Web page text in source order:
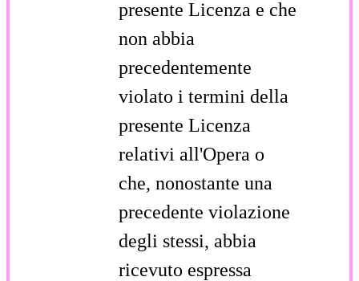
presente Licenza e che
non abbia
precedentemente
violato i termini della
presente Licenza
relativi all'Opera o
che, nonostante una
precedente violazione
degli stessi, abbia
ricevuto espressa